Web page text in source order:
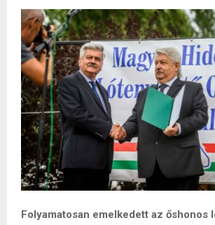
Folyamatosan emelkedett az őshonos